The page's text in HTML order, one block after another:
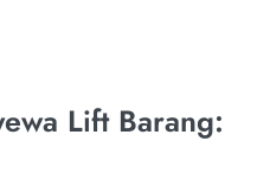
Lift Barang: